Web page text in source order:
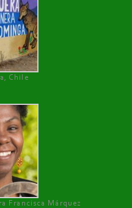
Chile
Francisca Márquez